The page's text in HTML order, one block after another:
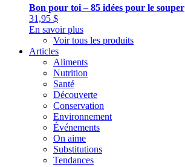
Bon pour toi – 85 idées pour le souper
31,95 $
En savoir plus
Voir tous les produits
Articles
Aliments
Nutrition
Santé
Découverte
Conservation
Environnement
Événements
On aime
Substitutions
Tendances